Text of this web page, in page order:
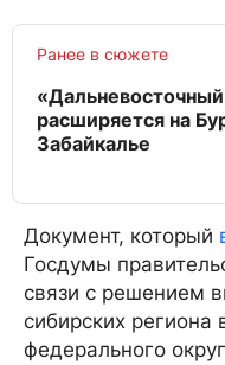
Ранее в сюжете
расширяется на
Забайкалье
Документ, который
Госдумы
связи с решением
сибирских региона
федерального